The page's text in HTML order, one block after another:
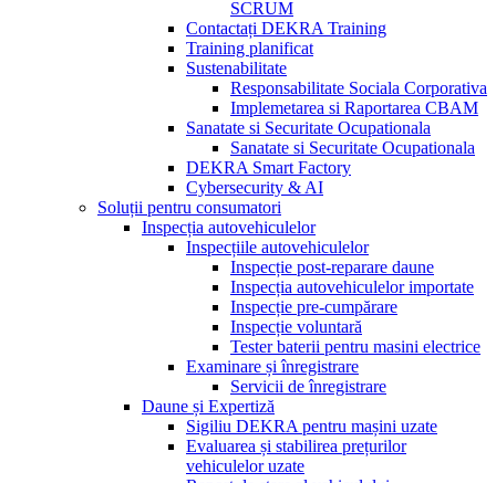
SCRUM
Contactați DEKRA Training
Training planificat
Sustenabilitate
Responsabilitate Sociala Corporativa
Implemetarea si Raportarea CBAM
Sanatate si Securitate Ocupationala
Sanatate si Securitate Ocupationala
DEKRA Smart Factory
Cybersecurity & AI
Soluții pentru consumatori
Inspecția autovehiculelor
Inspecțiile autovehiculelor
Inspecție post-reparare daune
Inspecția autovehiculelor importate
Inspecție pre-cumpărare
Inspecție voluntară
Tester baterii pentru masini electrice
Examinare și înregistrare
Servicii de înregistrare
Daune și Expertiză
Sigiliu DEKRA pentru mașini uzate
Evaluarea și stabilirea prețurilor
vehiculelor uzate